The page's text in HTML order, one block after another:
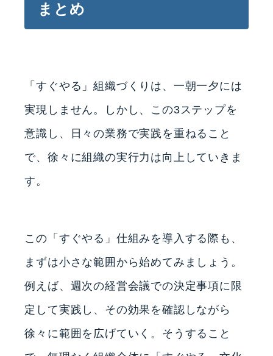
まとめ
「すぐやる」組織づくりは、一朝一夕には
実現しません。しかし、この3ステップを
意識し、日々の業務で実践を重ねること
で、徐々に組織の実行力は向上していきま
す。
この「すぐやる」仕組みを導入する際も、
まずは小さな範囲から始めてみましょう。
例えば、週次の経営会議での決定事項に限
定して実践し、その効果を確認しながら
徐々に範囲を広げていく。そうすること